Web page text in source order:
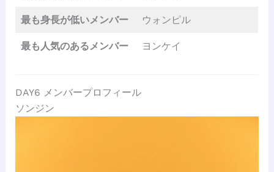
最も身長が低いメンバー ウォンピル
最も人気のあるメンバー ヨンケイ
DAY6 メンバープロフィール
ソンジン